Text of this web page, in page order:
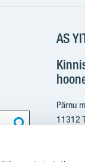
AS
Pärnu
11312